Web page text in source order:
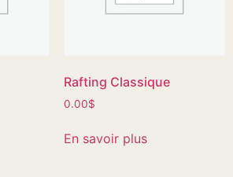
Rafting Classique
0.00$
En savoir plus